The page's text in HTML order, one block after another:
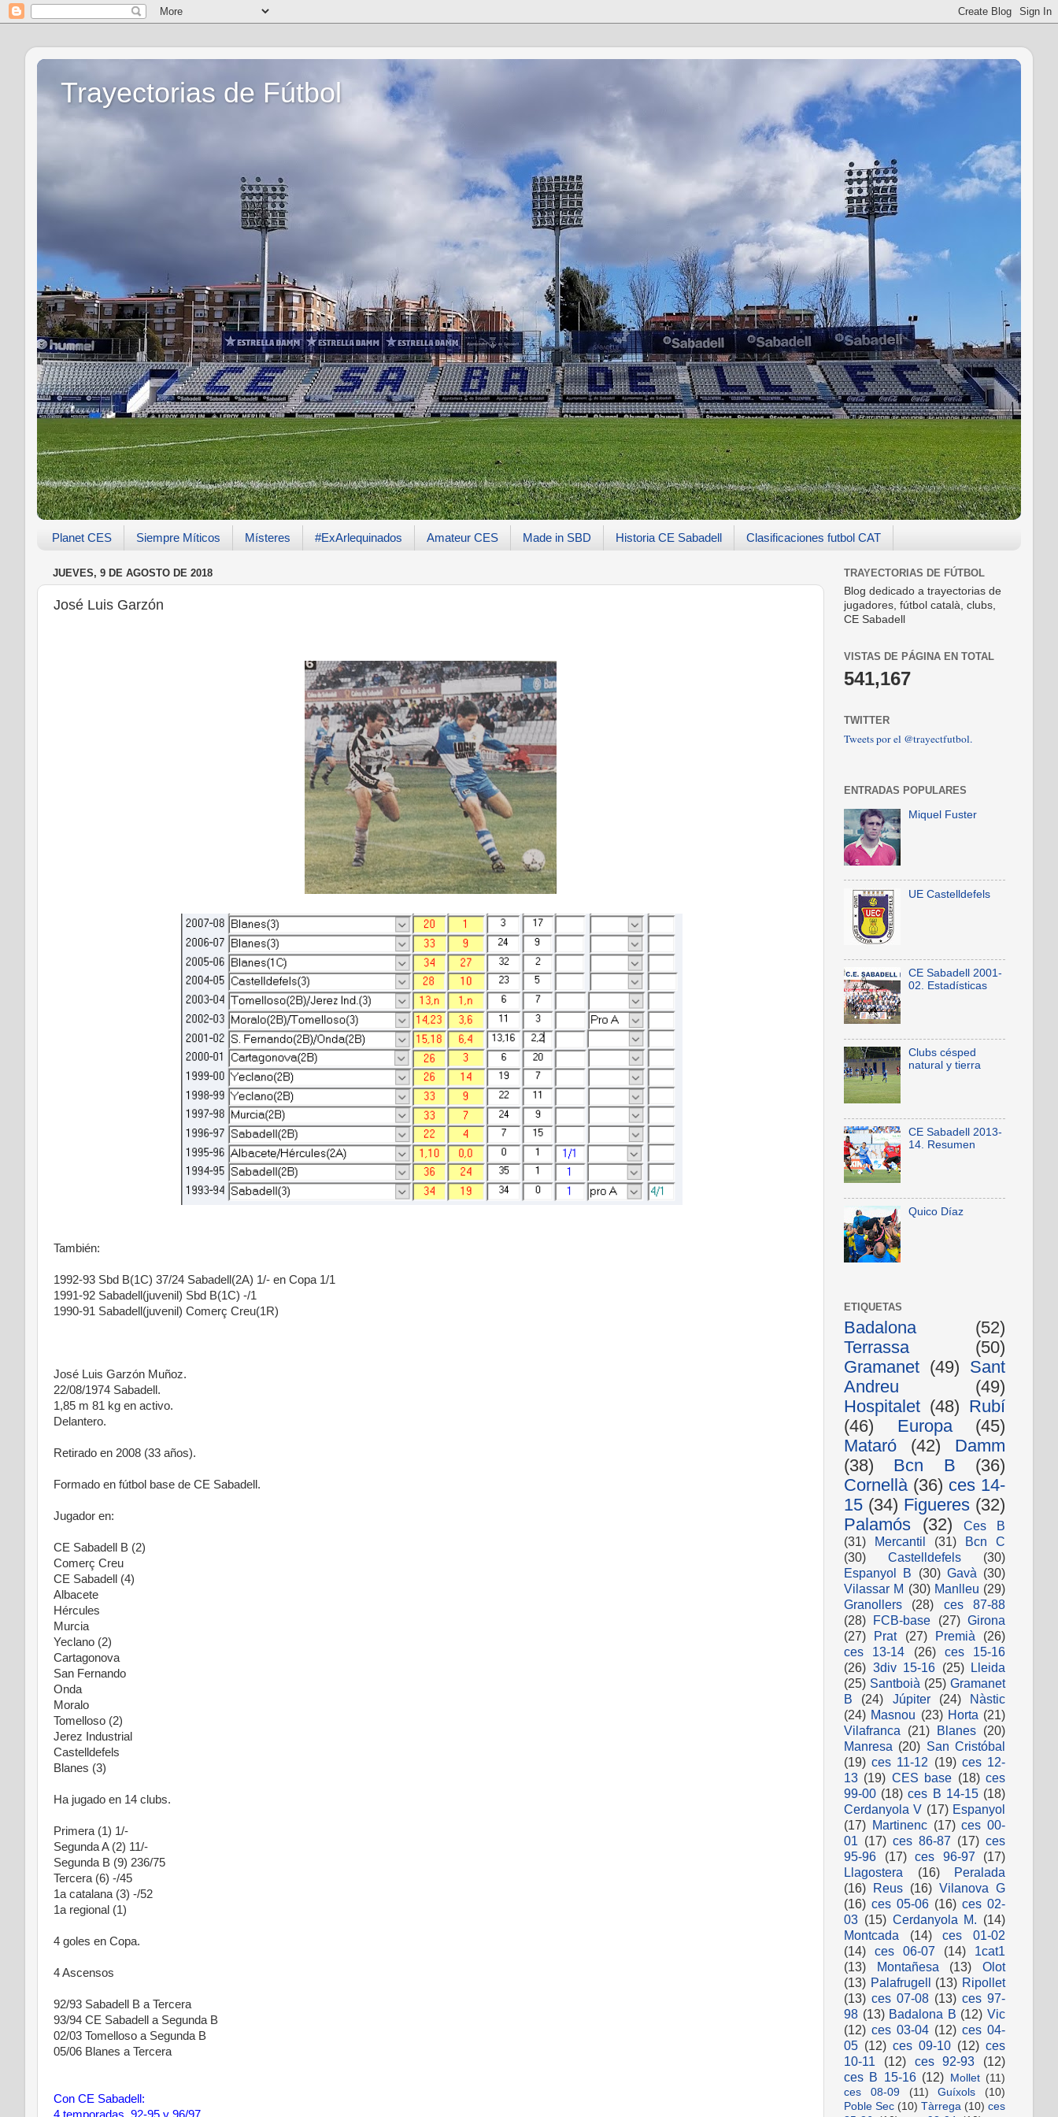
Trayectorias de Fútbol
Planet CES Siempre Míticos Místeres #ExArlequinados Amateur CES Made in SBD Historia CE Sabadell Clasificaciones futbol CAT
JUEVES, 9 DE AGOSTO DE 2018
José Luis Garzón
También:
1992-93 Sbd B(1C) 37/24 Sabadell(2A) 1/- en Copa 1/1
1991-92 Sabadell(juvenil) Sbd B(1C) -/1
1990-91 Sabadell(juvenil) Comerç Creu(1R)
José Luis Garzón Muñoz.
22/08/1974 Sabadell.
1,85 m 81 kg en activo.
Delantero.
Retirado en 2008 (33 años).
Formado en fútbol base de CE Sabadell.
Jugador en:
CE Sabadell B (2)
Comerç Creu
CE Sabadell (4)
Albacete
Hércules
Murcia
Yeclano (2)
Cartagonova
San Fernando
Onda
Moralo
Tomelloso (2)
Jerez Industrial
Castelldefels
Blanes (3)
Ha jugado en 14 clubs.
Primera (1) 1/-
Segunda A (2) 11/-
Segunda B (9) 236/75
Tercera (6) -/45
1a catalana (3) -/52
1a regional (1)
4 goles en Copa.
4 Ascensos
92/93 Sabadell B a Tercera
93/94 CE Sabadell a Segunda B
02/03 Tomelloso a Segunda B
05/06 Blanes a Tercera
Con CE Sabadell:
TRAYECTORIAS DE FÚTBOL
Blog dedicado a trayectorias de
jugadores, fútbol català, clubs,
CE Sabadell
VISTAS DE PÁGINA EN TOTAL
541,167
TWITTER
Tweets por el @trayectfutbol.
ENTRADAS POPULARES
Miquel Fuster
UE Castelldefels
CE Sabadell 2001-
02. Estadísticas
Clubs césped
natural y tierra
CE Sabadell 2013-
14. Resumen
Quico Díaz
ETIQUETAS
Badalona
(52)
Terrassa
(50)
Gramanet (49) Sant
Andreu
(49)
Hospitalet (48) Rubí
(46)
Europa
(45)
Mataró
(42)
Damm
(38)
Bcn B
(36)
Cornellà (36) ces 14-
15 (34) Figueres (32)
Palamós
(32)
Ces B
(31)
Mercantil (31)
Bcn C
(30)
Castelldefels
(30)
Espanyol B
(30) Gavà (30)
Vilassar M (30) Manlleu (29)
Granollers
(28)
ces 87-88
(28) FCB-base (27) Girona
(27)
Prat (27) Premià
(26)
ces 13-14
(26)
ces 15-16
(26) 3div 15-16 (25) Lleida
(25) Santboià (25) Gramanet
B
(24) Júpiter (24)
Nàstic
(24) Masnou (23) Horta (21)
Vilafranca
(21) Blanes (20)
Manresa (20) San Cristóbal
(19) ces 11-12 (19) ces 12-
13 (19) CES base (18) ces
99-00 (18) ces B 14-15 (18)
Cerdanyola V (17) Espanyol
(17) Martinenc (17) ces 00-
01 (17) ces 86-87 (17) ces
95-96
(17) ces 96-97
(17)
Llagostera
(16)
Peralada
(16) Reus (16) Vilanova G
(16) ces 05-06 (16) ces 02-
03 (15) Cerdanyola M. (14)
Montcada
(14)
ces 01-02
(14)
ces 06-07 (14)
1cat1
(13)
Montañesa (13)
Olot
(13) Palafrugell (13) Ripollet
(13) ces 07-08 (13) ces 97-
98 (13) Badalona B (12) Vic
(12) ces 03-04 (12) ces 04-
05 (12) ces 09-10 (12) ces
10-11
(12) ces 92-93
(12)
ces B 15-16 (12) Mollet (11)
ces 08-09
(11) Guíxols
(10)
Poble Sec (10) Tàrrega (10) ces